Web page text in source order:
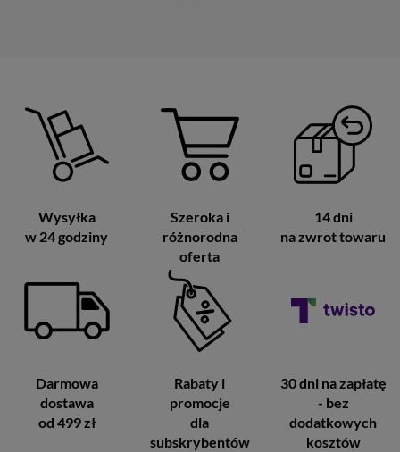
Wysyłka
w 24 godziny
Szeroka i
różnorodna
oferta
14 dni
na zwrot towaru
Darmowa
dostawa
od 499 zł
Rabaty i
promocje
dla
subskrybentów
30 dni na zapłatę
- bez
dodatkowych
kosztów